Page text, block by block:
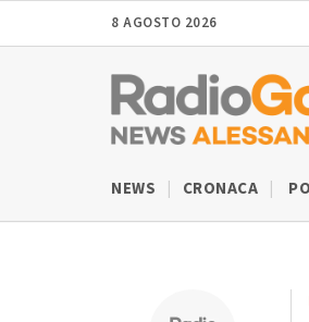
8 AGOSTO 2026
NEWS CRONACA